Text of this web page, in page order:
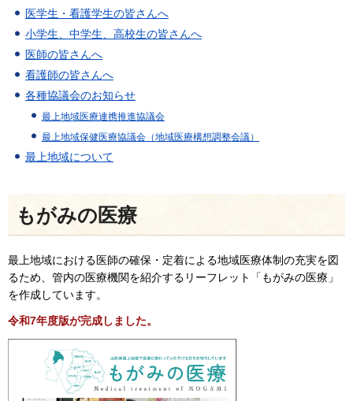
医学生・看護学生の皆さんへ
小学生、中学生、高校生の皆さんへ
医師の皆さんへ
看護師の皆さんへ
各種協議会のお知らせ
最上地域医療連携推進協議会
最上地域保健医療協議会（地域医療構想調整会議）
最上地域について
もがみの医療
最上地域における医師の確保・定着による地域医療体制の充実を図
るため、管内の医療機関を紹介するリーフレット「もがみの医療」
を作成しています。
令和7年度版が完成しました。